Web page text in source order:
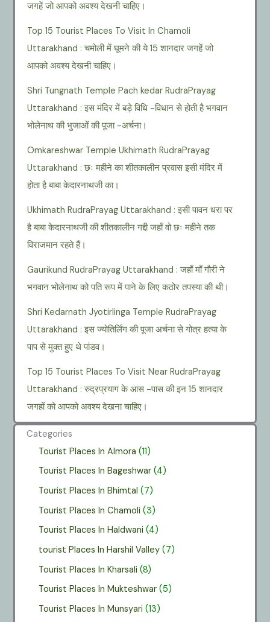
जगहें जो आपको अवश्य देखनी चाहिए।
Top 15 Tourist Places To Visit In Chamoli
Uttarakhand : चमोली में घूमने की ये 15 शानदार जगहें जो
आपको अवश्य देखनी चाहिए।
Shri Tungnath Temple Pach kedar RudraPrayag
Uttarakhand : इस मंदिर में बड़े विधि -विधान से होती है भगवान
भोलेनाथ की भुजाओं की पूजा -अर्चना।
Omkareshwar Temple Ukhimath RudraPrayag
Uttarakhand : छः महीने का शीतकालीन प्रवास इसी मंदिर में
होता है बाबा केदारनाथजी का।
Ukhimath RudraPrayag Uttarakhand : इसी पावन धरा पर
है बाबा केदारनाथजी की शीतकालीन गद्दी जहाँ वो छः महीने तक
विराजमान रहते हैं।
Gaurikund RudraPrayag Uttarakhand : जहाँ माँ गौरी ने
भगवान भोलेनाथ को पति रूप में पाने के लिए कठोर तपस्या की थी।
Shri Kedarnath Jyotirlinga Temple RudraPrayag
Uttarakhand : इस ज्योतिर्लिंग की पूजा अर्चना से गोत्र हत्या के
पाप से मुक्त हुए थे पांडव।
Top 15 Tourist Places To Visit Near RudraPrayag
Uttarakhand : रुद्रप्रयाग के आस -पास की इन 15 शानदार
जगहों को आपको अवश्य देखना चाहिए।
Categories
Tourist Places In Almora (11)
Tourist Places In Bageshwar (4)
Tourist Places In Bhimtal (7)
Tourist Places In Chamoli (3)
Tourist Places In Haldwani (4)
tourist Places In Harshil Valley (7)
Tourist Places In Kharsali (8)
Tourist Places In Mukteshwar (5)
Tourist Places In Munsyari (13)